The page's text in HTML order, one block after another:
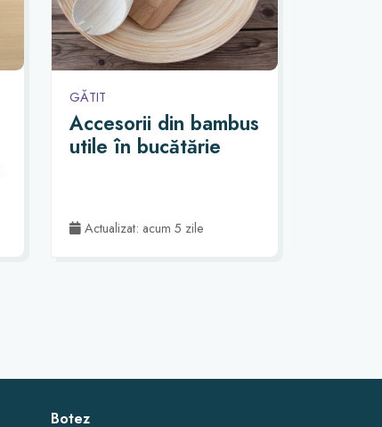
GĂTIT
Accesorii din bambus
utile în bucătărie
Actualizat: acum 5 zile
Botez